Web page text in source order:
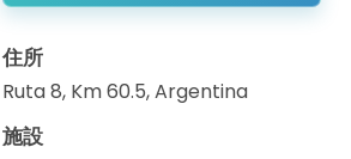
住所
Ruta 8, Km 60.5,Argentina
施設